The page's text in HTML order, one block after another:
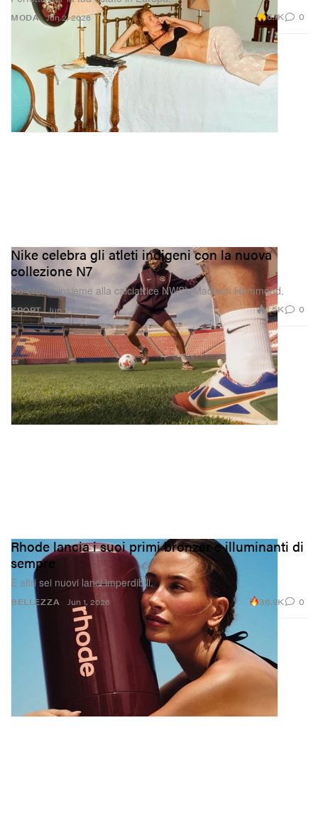
MODA Jun 2, 2026 6.1K 0
SPORT
Nike celebra gli atleti indigeni con la nuova
collezione N7
Co-creata insieme alla calciatrice NWSL Madison Hammond.
Jun 1, 2026 1.5K 0
BELLEZZA
Rhode lancia i suoi primi bronzer e illuminanti di
sempre
E altri sei nuovi lanci imperdibili.
Jun 1, 2026 36.9K 0